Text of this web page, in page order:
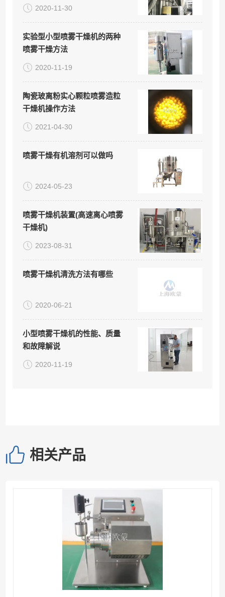
2020-11-30
实验型小型喷雾干燥机的两种
喷雾干燥方法
2020-11-19
陶瓷玻离粉实心颗粒喷雾造粒
干燥机操作方法
2021-04-30
喷雾干燥有机溶剂可以做吗
2024-05-23
喷雾干燥机装置(高速离心喷雾
干燥机)
2023-08-31
喷雾干燥机清洗方法有哪些
2020-06-21
小型喷雾干燥机的性能、质量
和故障解说
2020-11-19
相关产品